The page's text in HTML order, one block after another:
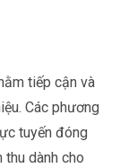
tiếp cận và
Các phương
tuyến đóng
dành cho